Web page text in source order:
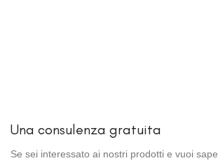
Una consulenza gratuita
Se sei interessato ai nostri prodotti e vuoi